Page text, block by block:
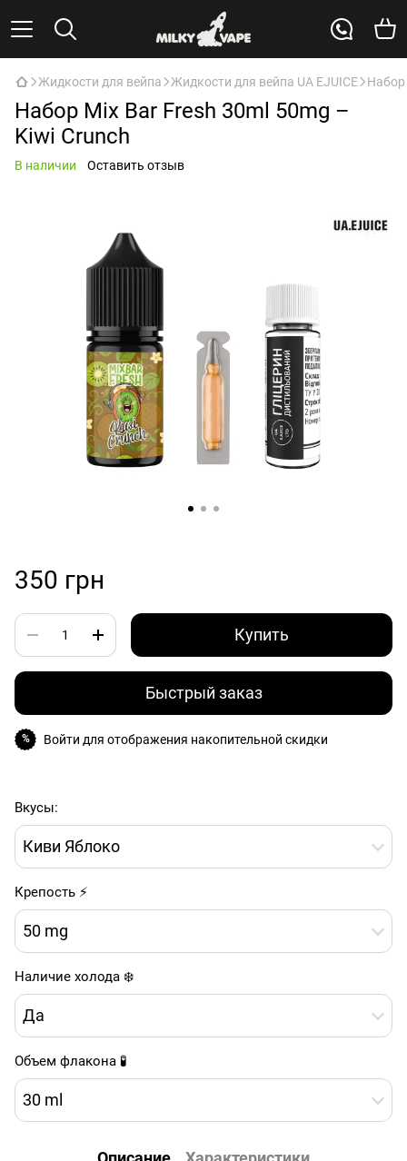
Жидкости для вейпа Жидкости для вейпа UA EJUICE Набор
Набор Mix Bar Fresh 30ml 50mg –
Kiwi Crunch
В наличии Оставить отзыв
350 грн
Купить
Быстрый заказ
% Войти для отображения накопительной скидки
Вкусы:
Киви Яблоко
Крепость ⚡
50 mg
Наличие холода ❄️
Да
Объем флакона 🧪
30 ml